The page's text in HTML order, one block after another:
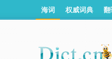
海词 权威词典 翻